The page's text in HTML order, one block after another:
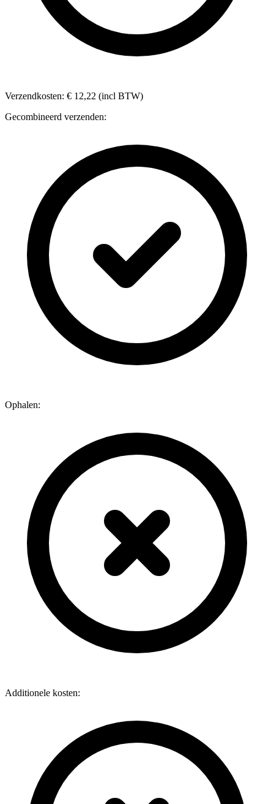
Verzendkosten: € 12,22 (incl BTW)
Gecombineerd verzenden:
Ophalen:
Additionele kosten: